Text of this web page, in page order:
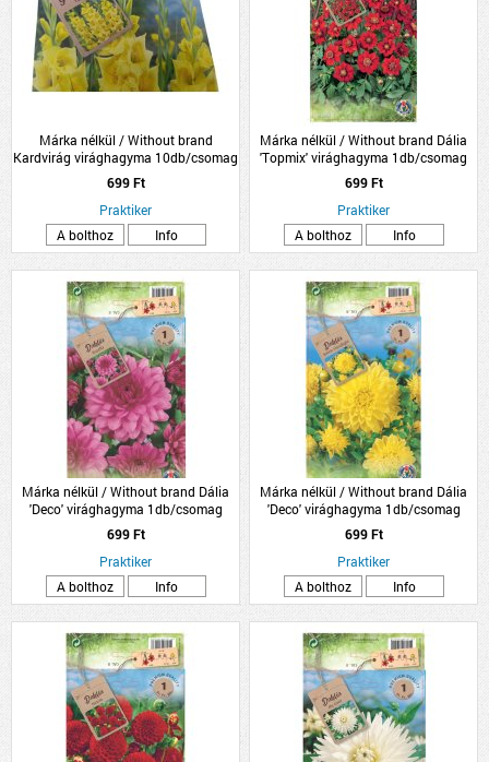
Márka nélkül / Without brand
Kardvirág virághagyma 10db/csomag
sárga
699 Ft
Praktiker
A bolthoz
Info
Márka nélkül / Without brand Dália
'Topmix' virághagyma 1db/csomag
piros
699 Ft
Praktiker
A bolthoz
Info
Márka nélkül / Without brand Dália
'Deco' virághagyma 1db/csomag
rózsaszín
699 Ft
Praktiker
A bolthoz
Info
Márka nélkül / Without brand Dália
'Deco' virághagyma 1db/csomag
sárga
699 Ft
Praktiker
A bolthoz
Info